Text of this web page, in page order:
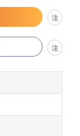
注
注